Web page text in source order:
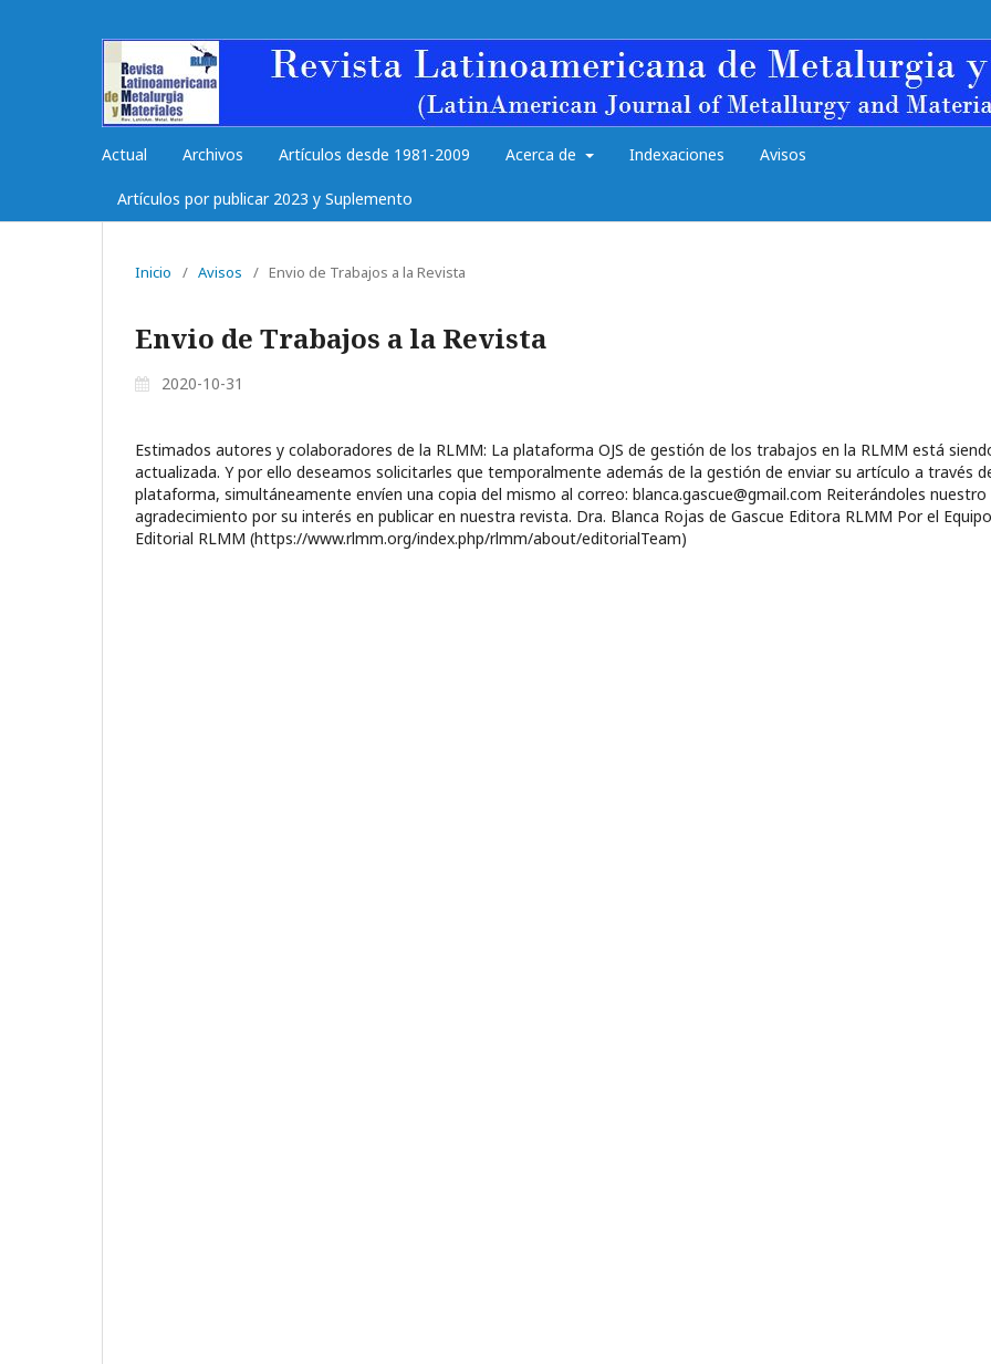
Actual Archivos Artículos desde 1981-2009 Acerca de Indexaciones Avisos
Artículos por publicar 2023 y Suplemento
Inicio / Avisos / Envio de Trabajos a la Revista
Envio de Trabajos a la Revista
2020-10-31
Estimados autores y colaboradores de la RLMM: La plataforma OJS de gestión de los trabajos en la RLMM está
actualizada. Y por ello deseamos solicitarles que temporalmente además de la gestión de enviar su artí­culo a través
plataforma, simultáneamente enví­en una copia del mismo al correo: blanca.gascue@gmail.com Reiterándoles nuestro
agradecimiento por su interés en publicar en nuestra revista. Dra. Blanca Rojas de Gascue Editora RLMM Por el Equipo
Editorial RLMM (https://www.rlmm.org/index.php/rlmm/about/editorialTeam)